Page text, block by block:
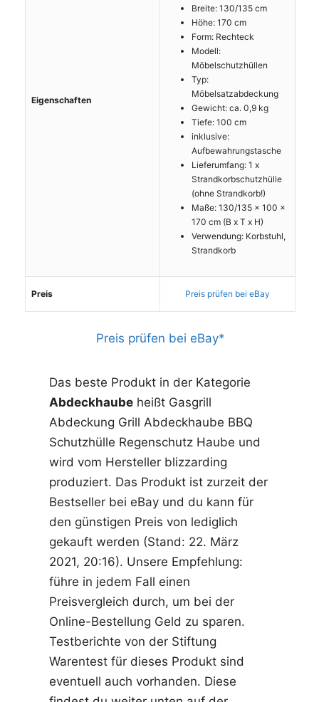
Eigenschaften
Breite: 130/135 cm
Höhe: 170 cm
Form: Rechteck
Modell:
Möbelschutzhüllen
Typ:
Möbelsatzabdeckung
Gewicht: ca. 0,9 kg
Tiefe: 100 cm
inklusive:
Aufbewahrungstasche
Lieferumfang: 1 x
Strandkorbschutzhülle
(ohne Strandkorb!)
Maße: 130/135 x 100 x
170 cm (B x T x H)
Verwendung: Korbstuhl,
Strandkorb
Preis Preis prüfen bei eBay
Preis prüfen bei eBay*
Das beste Produkt in der Kategorie
Abdeckhaubeheißt Gasgrill
Abdeckung Grill Abdeckhaube BBQ
Schutzhülle Regenschutz Haube und
wird vom Hersteller blizzarding
produziert. Das Produkt ist zurzeit der
Bestseller bei eBay und du kann für
den günstigen Preis von lediglich
gekauft werden (Stand: 22. März
2021, 20:16). Unsere Empfehlung:
führe in jedem Fall einen
Preisvergleich durch, um bei der
Online-Bestellung Geld zu sparen.
Testberichte von der Stiftung
Warentest für dieses Produkt sind
eventuell auch vorhanden. Diese